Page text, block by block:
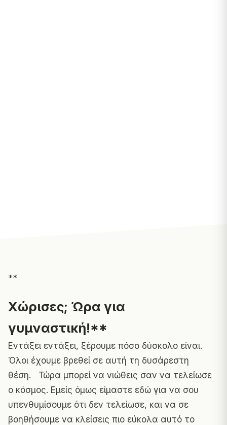
**
Χώρισες; Ώρα για
γυμναστική!**
Εντάξει εντάξει, ξέρουμε πόσο δύσκολο είναι.
Όλοι έχουμε βρεθεί σε αυτή τη δυσάρεστη
θέση. Τώρα μπορεί να νιώθεις σαν να τελείωσε
ο κόσμος. Εμείς όμως είμαστε εδώ για να σου
υπενθυμίσουμε ότι δεν τελείωσε, και να σε
βοηθήσουμε να κλείσεις πιο εύκολα αυτό το